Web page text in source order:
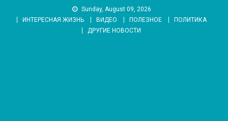
Sunday, August 09, 2026
ИНТЕРЕСНАЯ ЖИЗНЬ
ВИДЕО ПОЛЕЗНОЕ
ПОЛИТИКА
ДРУГИЕ НОВОСТИ